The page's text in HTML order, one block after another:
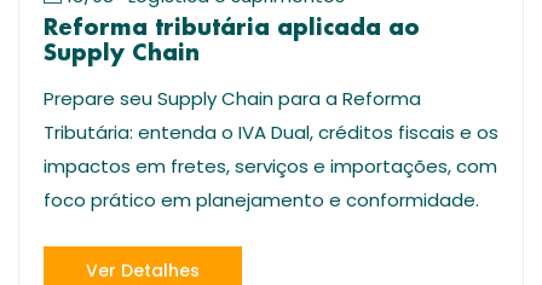
Reforma tributária aplicada ao
Supply Chain
Prepare seu Supply Chain para a Reforma
Tributária: entenda o IVA Dual, créditos fiscais e os
impactos em fretes, serviços e importações, com
foco prático em planejamento e conformidade.
Ver Detalhes